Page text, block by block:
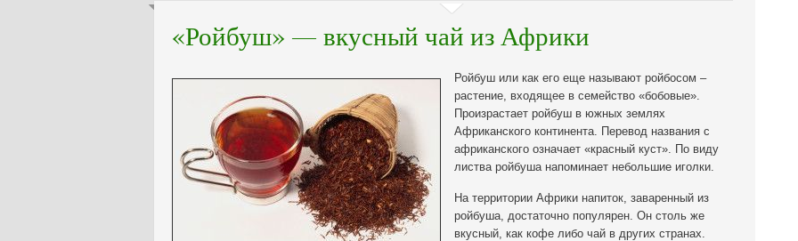
«Ройбуш» — вкусный чай из Африки
Ройбуш или как его еще называют ройбосом –
растение, входящее в семейство «бобовые».
Произрастает ройбуш в южных землях
Африканского континента. Перевод названия с
африканского означает «красный куст». По виду
листва ройбуша напоминает небольшие иголки.
На территории Африки напиток, заваренный из
ройбуша, достаточно популярен. Он столь же
вкусный, как кофе либо чай в других странах.